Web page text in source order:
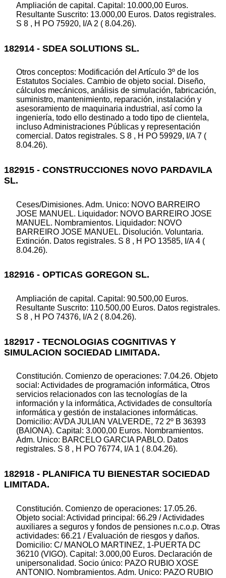
Ampliación de capital. Capital: 10.000,00 Euros.
Resultante Suscrito: 13.000,00 Euros. Datos registrales.
S 8 , H PO 75920, I/A 2 ( 8.04.26).
182914 - SDEA SOLUTIONS SL.
Otros conceptos: Modificación del Artículo 3º de los
Estatutos Sociales. Cambio de objeto social. Diseño,
cálculos mecánicos, análisis de simulación, fabricación,
suministro, mantenimiento, reparación, instalación y
asesoramiento de maquinaria industrial, así como la
ingeniería, todo ello destinado a todo tipo de clientela,
incluso Administraciones Públicas y representación
comercial. Datos registrales. S 8 , H PO 59929, I/A 7 (
8.04.26).
182915 - CONSTRUCCIONES NOVO PARDAVILA
SL.
Ceses/Dimisiones. Adm. Unico: NOVO BARREIRO
JOSE MANUEL. Liquidador: NOVO BARREIRO JOSE
MANUEL. Nombramientos. Liquidador: NOVO
BARREIRO JOSE MANUEL. Disolución. Voluntaria.
Extinción. Datos registrales. S 8 , H PO 13585, I/A 4 (
8.04.26).
182916 - OPTICAS GOREGON SL.
Ampliación de capital. Capital: 90.500,00 Euros.
Resultante Suscrito: 110.500,00 Euros. Datos registrales.
S 8 , H PO 74376, I/A 2 ( 8.04.26).
182917 - TECNOLOGIAS COGNITIVAS Y
SIMULACION SOCIEDAD LIMITADA.
Constitución. Comienzo de operaciones: 7.04.26. Objeto
social: Actividades de programación informática, Otros
servicios relacionados con las tecnologías de la
información y la informática, Actividades de consultoría
informática y gestión de instalaciones informáticas.
Domicilio: AVDA JULIAN VALVERDE, 72 2º B 36393
(BAIONA). Capital: 3.000,00 Euros. Nombramientos.
Adm. Unico: BARCELO GARCIA PABLO. Datos
registrales. S 8 , H PO 76774, I/A 1 ( 8.04.26).
182918 - PLANIFICA TU BIENESTAR SOCIEDAD
LIMITADA.
Constitución. Comienzo de operaciones: 17.05.26.
Objeto social: Actividad principal: 66.29 / Actividades
auxiliares a seguros y fondos de pensiones n.c.o.p. Otras
actividades: 66.21 / Evaluación de riesgos y daños.
Domicilio: C/ MANOLO MARTINEZ, 1-PUERTA DC
36210 (VIGO). Capital: 3.000,00 Euros. Declaración de
unipersonalidad. Socio único: PAZO RUBIO XOSE
ANTONIO. Nombramientos. Adm. Unico: PAZO RUBIO